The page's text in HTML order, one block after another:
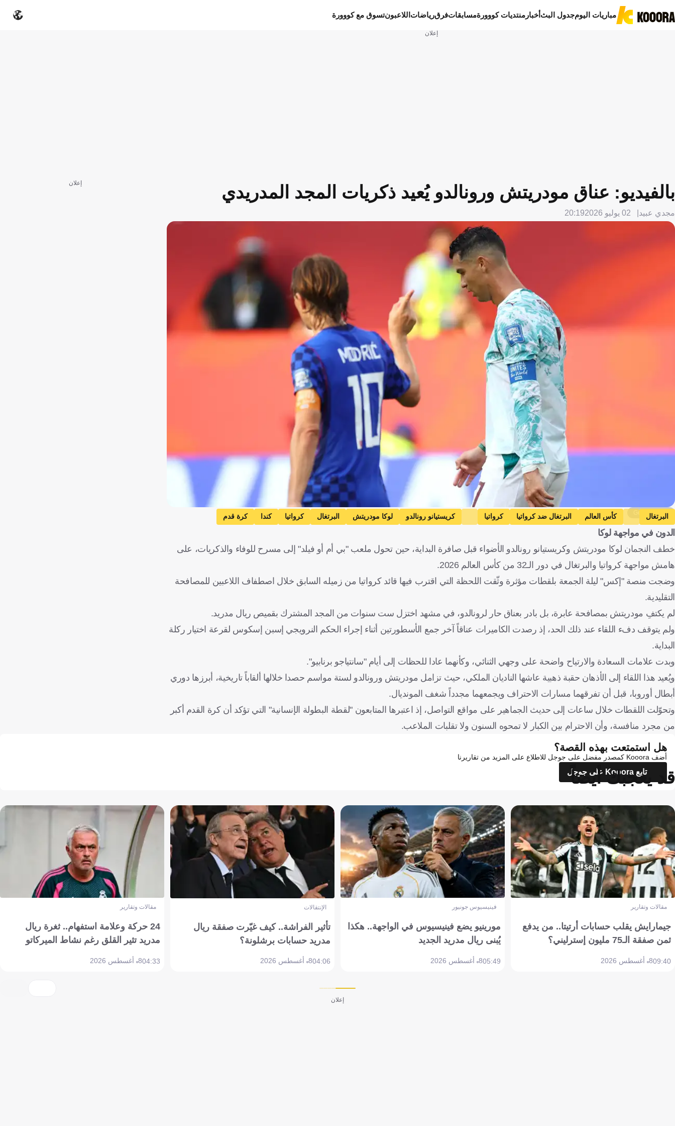
مباريات اليومجدول البثأخبار منتديات كووورةمسابقاتفرقرياضات اللاعبونتسوق مع كووورة
إعلان
بالفيديو: عناق مودريتش ورونالدو يُعيد ذكريات المجد المدريدي
مجدي عبيد 02 يوليو 2026 20:19
Getty Images
البرتغال كأس العالم البرتغال ضد كرواتيا كرواتيا كريستيانو رونالدو لوكا مودريتش البرتغال كرواتيا كندا كرة قدم
الدون في مواجهة لوكا
خطف النجمان لوكا مودريتش وكريستيانو رونالدو الأضواء قبل صافرة البداية، حين تحول ملعب "بي أم أو فيلد" إلى مسرح للوفاء والذكريات، على
هامش مواجهة كرواتيا والبرتغال في دور الـ32 من كأس العالم 2026.
وضجت منصة "إكس" ليلة الجمعة بلقطات مؤثرة وثّقت اللحظة التي اقترب فيها قائد كرواتيا من زميله السابق خلال اصطفاف اللاعبين للمصافحة
التقليدية.
لم يكتفِ مودريتش بمصافحة عابرة، بل بادر بعناق حار لرونالدو، في مشهد اختزل ست سنوات من المجد المشترك بقميص ريال مدريد.
ولم يتوقف دفء اللقاء عند ذلك الحد، إذ رصدت الكاميرات عناقاً آخر جمع الأسطورتين أثناء إجراء الحكم النرويجي إسبن إسكوس لقرعة اختيار ركلة
البداية.
وبدت علامات السعادة والارتياح واضحة على وجهي الثنائي، وكأنهما عادا للحظات إلى أيام "سانتياجو برنابيو".
ويُعيد هذا اللقاء إلى الأذهان حقبة ذهبية عاشها الناديان الملكي، حيث تزامل مودريتش ورونالدو لستة مواسم حصدا خلالها ألقاباً تاريخية، أبرزها دوري
أبطال أوروبا، قبل أن تفرقهما مسارات الاحتراف ويجمعهما مجدداً شغف المونديال.
وتحوّلت اللقطات خلال ساعات إلى حديث الجماهير على مواقع التواصل، إذ اعتبرها المتابعون "لقطة البطولة الإنسانية" التي تؤكد أن كرة القدم أكبر
من مجرد منافسة، وأن الاحترام بين الكبار لا تمحوه السنون ولا تقلبات الملاعب.
إعلان
هل استمتعت بهذه القصة؟
أضف Kooora كمصدر مفضل على جوجل للاطلاع على المزيد من تقاريرنا
تابع Kooora على جوجل
قد يعجبك أيضاً
مقالات وتقارير
جيمارايش يقلب حسابات أرتيتا.. من يدفع
ثمن صفقة الـ75 مليون إسترليني؟
09:408 أغسطس 2026
فينيسيوس جونيور
مورينيو يضع فينيسيوس في الواجهة.. هكذا
يُبنى ريال مدريد الجديد
05:498 أغسطس 2026
الإنتقالات
تأثير الفراشة.. كيف غيّرت صفقة ريال
مدريد حسابات برشلونة؟
04:068 أغسطس 2026
مقالات وتقارير
24 حركة وعلامة استفهام.. ثغرة ريال
مدريد تثير القلق رغم نشاط الميركاتو
04:338 أغسطس 2026
إعلان